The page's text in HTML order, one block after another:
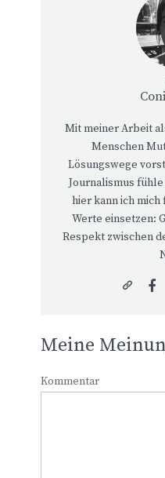
Mit meiner Arbeit
Menschen
Lösungswege
Journalismus
hier kann ich
Werte einsetzen:
Respekt zwischen
Meine
Kommentar